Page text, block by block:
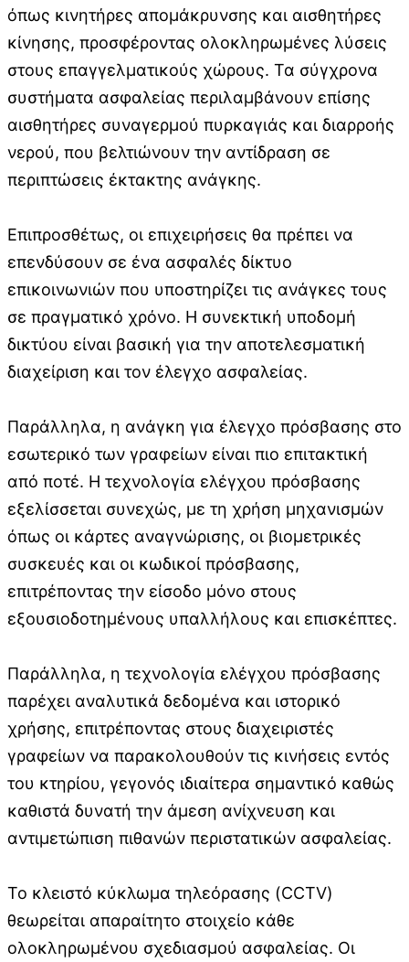
όπως κινητήρες απομάκρυνσης και αισθητήρες
κίνησης, προσφέροντας ολοκληρωμένες λύσεις
στους επαγγελματικούς χώρους. Τα σύγχρονα
συστήματα ασφαλείας περιλαμβάνουν επίσης
αισθητήρες συναγερμού πυρκαγιάς και διαρροής
νερού, που βελτιώνουν την αντίδραση σε
περιπτώσεις έκτακτης ανάγκης.
Επιπροσθέτως, οι επιχειρήσεις θα πρέπει να
επενδύσουν σε ένα ασφαλές δίκτυο
επικοινωνιών που υποστηρίζει τις ανάγκες τους
σε πραγματικό χρόνο. Η συνεκτική υποδομή
δικτύου είναι βασική για την αποτελεσματική
διαχείριση και τον έλεγχο ασφαλείας.
Παράλληλα, η ανάγκη για έλεγχο πρόσβασης στο
εσωτερικό των γραφείων είναι πιο επιτακτική
από ποτέ. Η τεχνολογία ελέγχου πρόσβασης
εξελίσσεται συνεχώς, με τη χρήση μηχανισμών
όπως οι κάρτες αναγνώρισης, οι βιομετρικές
συσκευές και οι κωδικοί πρόσβασης,
επιτρέποντας την είσοδο μόνο στους
εξουσιοδοτημένους υπαλλήλους και επισκέπτες.
Παράλληλα, η τεχνολογία ελέγχου πρόσβασης
παρέχει αναλυτικά δεδομένα και ιστορικό
χρήσης, επιτρέποντας στους διαχειριστές
γραφείων να παρακολουθούν τις κινήσεις εντός
του κτηρίου, γεγονός ιδιαίτερα σημαντικό καθώς
καθιστά δυνατή την άμεση ανίχνευση και
αντιμετώπιση πιθανών περιστατικών ασφαλείας.
Το κλειστό κύκλωμα τηλεόρασης (CCTV)
θεωρείται απαραίτητο στοιχείο κάθε
ολοκληρωμένου σχεδιασμού ασφαλείας. Οι